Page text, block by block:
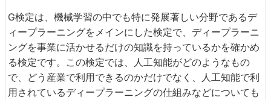
G検定は、機械学習の中でも特に発展著しい分野であるデ
ィープラーニングをメインにした検定で、ディープラーニ
ングを事業に活かせるだけの知識を持っているかを確かめ
る検定です。この検定では、人工知能がどのようなもの
で、どう産業で利用できるのかだけでなく、人工知能で利
用されているディープラーニングの仕組みなどについても